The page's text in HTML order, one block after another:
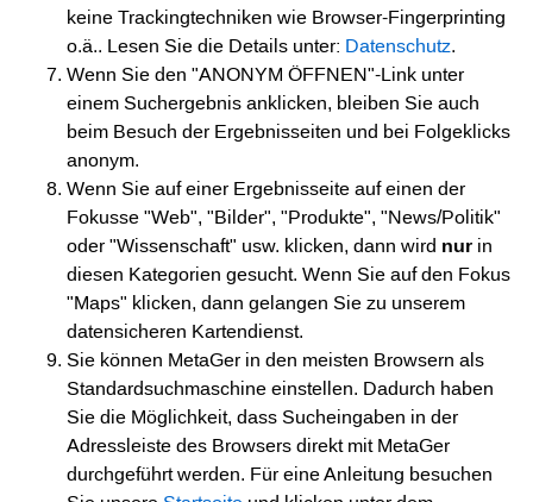
keine Trackingtechniken wie Browser-Fingerprinting
o.ä.. Lesen Sie die Details unter: Datenschutz.
Wenn Sie den "ANONYM ÖFFNEN"-Link unter
einem Suchergebnis anklicken, bleiben Sie auch
beim Besuch der Ergebnisseiten und bei Folgeklicks
anonym.
Wenn Sie auf einer Ergebnisseite auf einen der
Fokusse "Web", "Bilder", "Produkte", "News/Politik"
oder "Wissenschaft" usw. klicken, dann wird nur in
diesen Kategorien gesucht. Wenn Sie auf den Fokus
"Maps" klicken, dann gelangen Sie zu unserem
datensicheren Kartendienst.
Sie können MetaGer in den meisten Browsern als
Standardsuchmaschine einstellen. Dadurch haben
Sie die Möglichkeit, dass Sucheingaben in der
Adressleiste des Browsers direkt mit MetaGer
durchgeführt werden. Für eine Anleitung besuchen